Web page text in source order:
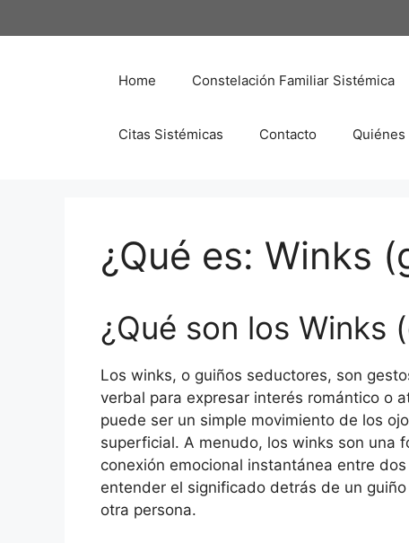
al
Home Constelación Familiar Sistémica
Citas Sistémicas Contacto Quiénes
¿Qué es: Winks
¿Qué son los Winks
Los winks, o guiños seductores, son
verbal para expresar interés romántico o
puede ser un simple movimiento de los
superficial. A menudo, los winks son una
conexión emocional instantánea entre
entender el significado detrás de un
otra persona.